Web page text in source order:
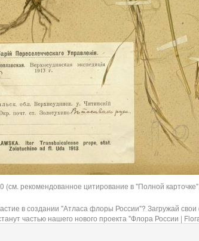
(см. рекомендованное цитирование в "Полной
в создании "Атласа флоры России"? Загружай
частью нашего нового проекта "Флора России |